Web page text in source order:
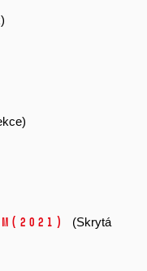
(2021)
(Skrytá